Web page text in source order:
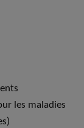
les maladies